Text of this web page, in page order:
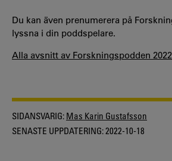
Du kan även prenumerera på
lyssna i din poddspelare.
Alla avsnitt av Forskningspodden
SIDANSVARIG: Mas Karin Gustafsson
SENASTE UPPDATERING:2022-10-18